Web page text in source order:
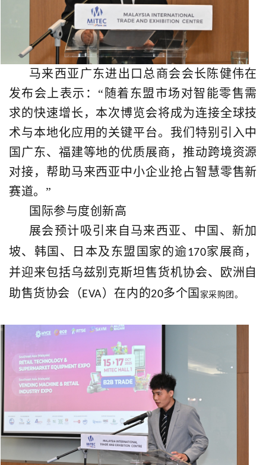
马来西亚广东进出口总商会会长陈健伟在
发布会上表示：“随着东盟市场对智能零售需
求的快速增长，本次博览会将成为连接全球技
术与本地化应用的关键平台。我们特别引入中
国广东、福建等地的优质展商，推动跨境资源
对接，帮助马来西亚中小企业抢占智慧零售新
赛道。”
国际参与度创新高
展会预计吸引来自马来西亚、中国、新加
坡、韩国、日本及东盟国家的逾 170家展商，
并迎来包括乌兹别克斯坦售货机协会、欧洲自
助售货协会（EVA）在内的20多个国 家采购团。